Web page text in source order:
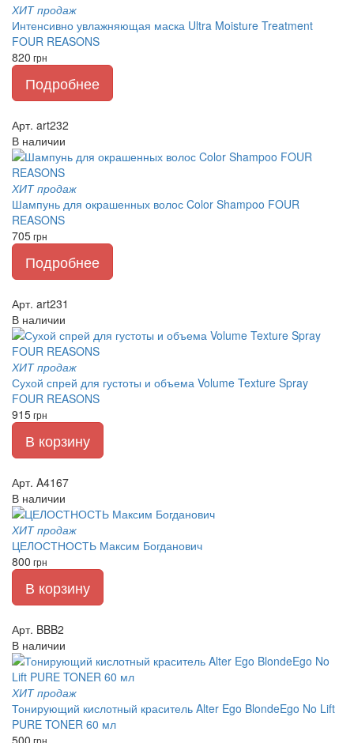
ХИТ продаж
Интенсивно увлажняющая маска Ultra Moisture Treatment
FOUR REASONS
820 грн
Подробнее
Арт. art232
В наличии
ХИТ продаж
Шампунь для окрашенных волос Color Shampoo FOUR
REASONS
705грн
Подробнее
Арт. art231
В наличии
ХИТ продаж
Сухой спрей для густоты и объема Volume Texture Spray
FOUR REASONS
915грн
В корзину
Арт. A4167
В наличии
ХИТ продаж
ЦЕЛОСТНОСТЬ Максим Богданович
800 грн
В корзину
Арт. BBB2
В наличии
ХИТ продаж
Тонирующий кислотный краситель Alter Ego BlondeEgo No Lift
PURE TONER 60 мл
500 грн